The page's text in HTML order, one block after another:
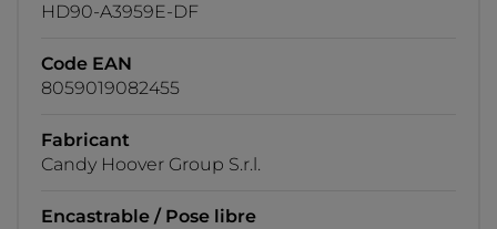
HD90-A3959E-DF
Code EAN
8059019082455
Fabricant
Candy Hoover Group S.r.l.
Encastrable / Pose libre